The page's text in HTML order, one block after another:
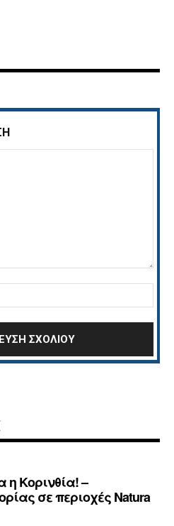
η Κορινθία! –
σε περιοχές Natura